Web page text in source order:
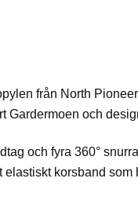
från North
Gardermoen och
och fyra 360°
korsband